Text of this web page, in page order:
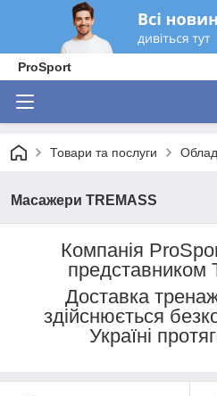
ProSport
Товари та послуги
Масажери TREMASS
Компанія
представником
Доставка
здійснюється
Україні